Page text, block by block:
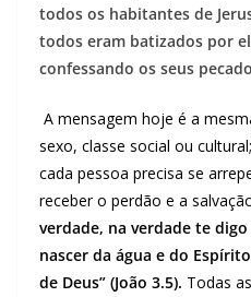
todos os habitantes de
todos eram batizados por
confessando os seus
A mensagem hoje é a
sexo, classe social ou
cada pessoa precisa se
receber o perdão e a
verdade, na verdade te
nascer da água e do
de Deus” (João 3.5). Todas